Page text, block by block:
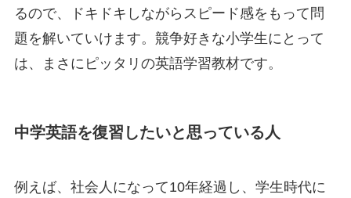
るので、ドキドキしながらスピード感をもって問
題を解いていけます。競争好きな小学生にとって
は、まさにピッタリの英語学習教材です。
中学英語を復習したいと思っている人
例えば、社会人になって10年経過し、学生時代に